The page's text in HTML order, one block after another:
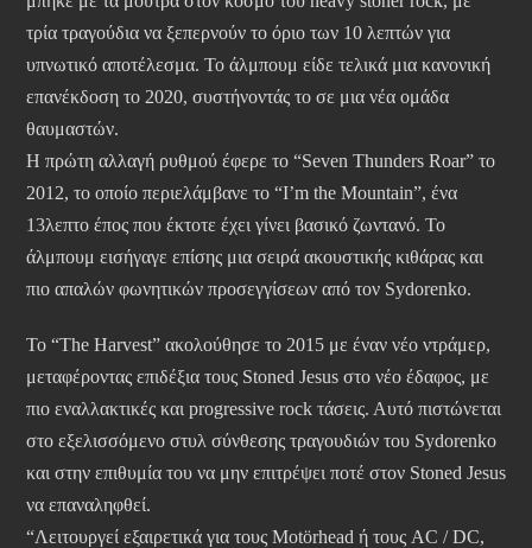
τρία τραγούδια να ξεπερνούν το όριο των 10 λεπτών για
υπνωτικό αποτέλεσμα. Το άλμπουμ είδε τελικά μια κανονική
επανέκδοση το 2020, συστήνοντάς το σε μια νέα ομάδα
θαυμαστών.
Η πρώτη αλλαγή ρυθμού έφερε το “Seven Thunders Roar” το
2012, το οποίο περιελάμβανε το “I’m the Mountain”, ένα
13λεπτο έπος που έκτοτε έχει γίνει βασικό ζωντανό. Το
άλμπουμ εισήγαγε επίσης μια σειρά ακουστικής κιθάρας και
πιο απαλών φωνητικών προσεγγίσεων από τον Sydorenko.
Το “The Harvest” ακολούθησε το 2015 με έναν νέο ντράμερ,
μεταφέροντας επιδέξια τους Stoned Jesus στο νέο έδαφος, με
πιο εναλλακτικές και progressive rock τάσεις. Αυτό πιστώνεται
στο εξελισσόμενο στυλ σύνθεσης τραγουδιών του Sydorenko
και στην επιθυμία του να μην επιτρέψει ποτέ στον Stoned Jesus
να επαναληφθεί.
“Λειτουργεί εξαιρετικά για τους Motörhead ή τους AC / DC,